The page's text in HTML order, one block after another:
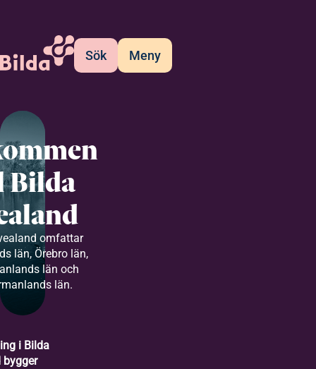
Sök Meny
Bilda
omfattar
län, Örebro län,
län och
län.
i Bilda
bygger